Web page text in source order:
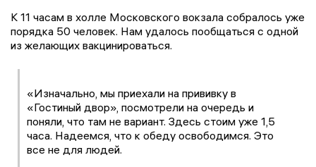
К 11 часам в холле Московского вокзала собралось уже
порядка 50 человек. Нам удалось пообщаться с одной
из желающих вакцинироваться.
«Изначально, мы приехали на прививку в
«Гостиный двор», посмотрели на очередь и
поняли, что там не вариант. Здесь стоим уже 1,5
часа. Надеемся, что к обеду освободимся. Это
все не для людей.